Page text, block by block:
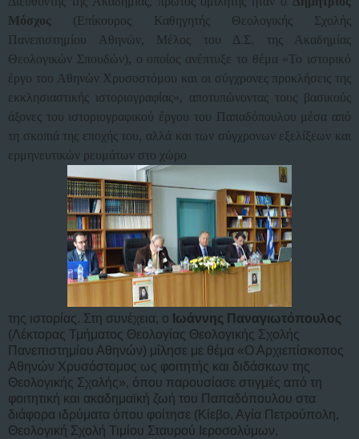
Μόσχος (Επίκουρος Καθηγητής Θεολογικής Σχολής
Πανεπιστημίου Αθηνών, Μέλος του Δ.Σ. της Ακαδημίας
Θεολογικών Σπουδών), ο οποίος ανέπτυξε το θέμα «Το ιστορικό
έργο του Αθηνών Χρυσοστόμου και οι σύγχρονες προκλήσεις της
εκκλησιαστικής ιστοριογραφίας», αποτυπώνοντας τους βασικούς
άξονες του ιστοριογραφικού έργου του Παπαδόπουλου μέσα από
τη σκοπιά της εποχής του, αλλά και των σύγχρονων εξελίξεων και
ερμηνευτικών ρευμάτων στο χώρο
της ιστορίας. Στη συνέχεια, ο Ιωάννης Παναγιωτόπουλος
(Λέκτορας Τμήματος Θεολογίας Θεολογικής Σχολής
Πανεπιστημίου Αθηνών) μίλησε με θέμα «Ο Αρχιεπίσκοπος
Αθηνών Χρυσόστομος ως φοιτητής και διδάσκων της
Θεολογικής Σχολής», όπου παρουσίασε στιγμές από τη
φοιτητική και ακαδημαϊκή ζωή του Παπαδόπουλου στα
διάφορα ιδρύματα όπου φοίτησε (Κίεβο, Αγία Πετρούπολη,
Θεολογική Σχολή Τιμίου Σταυρού Ιεροσολύμων,